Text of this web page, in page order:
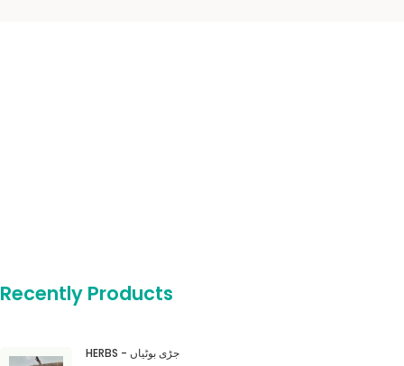
Recently Products
HERBS - جڑی بوٹیاں